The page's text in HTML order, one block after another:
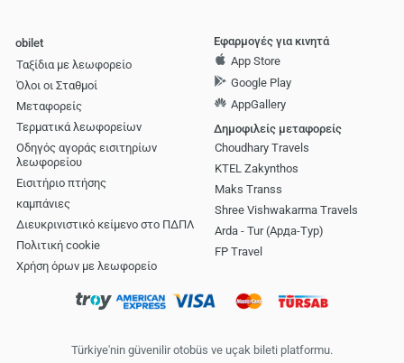
obilet
Ταξίδια με λεωφορείο
Όλοι οι Σταθμοί
Μεταφορείς
Τερματικά λεωφορείων
Οδηγός αγοράς εισιτηρίων
λεωφορείου
Εισιτήριο πτήσης
καμπάνιες
Διευκρινιστικό κείμενο στο ΠΔΠΛ
Πολιτική cookie
Χρήση όρων με λεωφορείο
Εφαρμογές για κινητά
App Store
Google Play
AppGallery
Δημοφιλείς μεταφορείς
Choudhary Travels
KTEL Zakynthos
Maks Transs
Shree Vishwakarma Travels
Arda - Tur (Арда-Тур)
FP Travel
Türkiye'nin güvenilir otobüs ve uçak bileti platformu.